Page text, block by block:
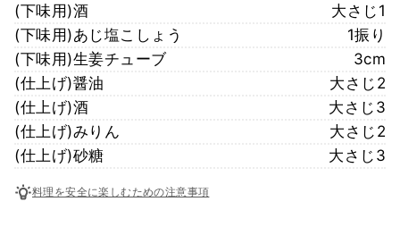
(下味用)酒
大さじ1
(下味用)あじ塩こしょう
1振り
(下味用)生姜チューブ
3cm
(仕上げ)醤油
大さじ2
(仕上げ)酒
大さじ3
(仕上げ)みりん
大さじ2
(仕上げ)砂糖
大さじ3
料理を安全に楽しむための注意事項